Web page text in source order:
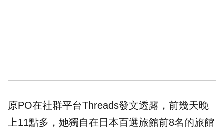
原PO在社群平台Threads發文透露，前幾天晚
上11點多，她獨自在日本百選旅館前8名的旅館